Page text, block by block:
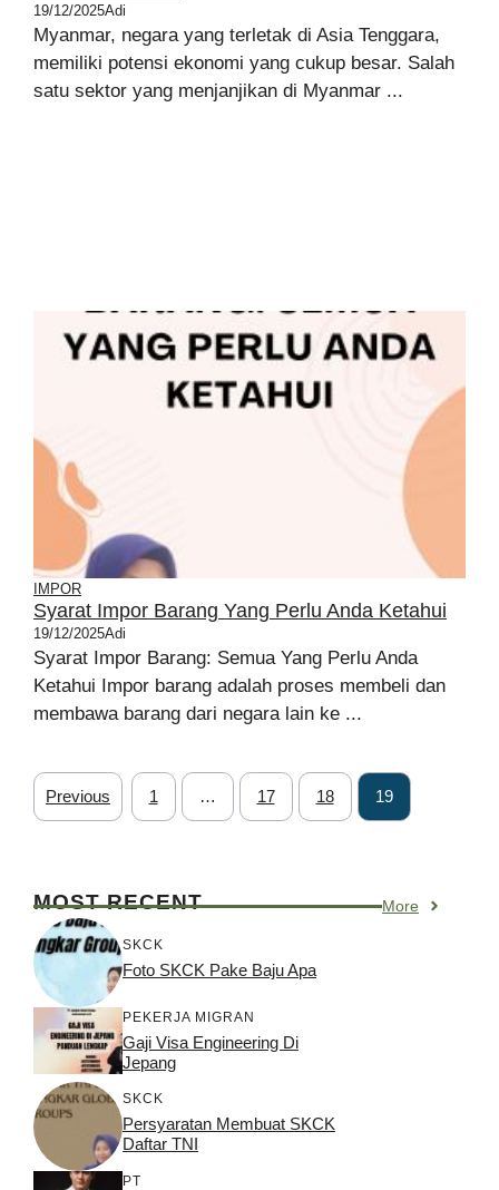
19/12/2025Adi
Myanmar, negara yang terletak di Asia Tenggara,
memiliki potensi ekonomi yang cukup besar. Salah
satu sektor yang menjanjikan di Myanmar ...
IMPOR
Syarat Impor Barang Yang Perlu Anda Ketahui
19/12/2025Adi
Syarat Impor Barang: Semua Yang Perlu Anda
Ketahui Impor barang adalah proses membeli dan
membawa barang dari negara lain ke ...
Previous 1 … 17 18 19
MOST RECENT More
SKCK
Foto SKCK Pake Baju Apa
PEKERJA MIGRAN
Gaji Visa Engineering Di
Jepang
SKCK
Persyaratan Membuat SKCK
Daftar TNI
PT